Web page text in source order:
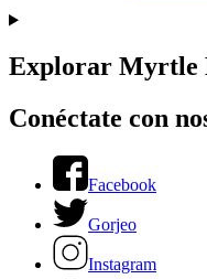
Explorar Myrtle
Conéctate con
Facebook
Gorjeo
Instagram